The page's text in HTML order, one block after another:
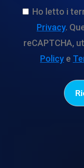
Ho letto i
Privacy.
reCAPTCHA,
Policye